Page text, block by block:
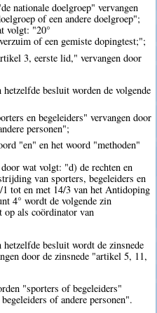
nationale doelgroep" vervangen
of een andere doelgroep";
volgt: "20°
of een gemiste dopingtest;";
3, eerste lid," vervangen door
besluit worden de volgende
en begeleiders" vervangen door
personen";
"en" en het woord "methoden"
wat volgt: "d) de rechten en
van sporters, begeleiders en
tot en met 14/3 van het Antidoping
4° wordt de volgende zin
op als coördinator van
besluit wordt de zinsnede
door de zinsnede "artikel 5, 11,
"sporters of begeleiders"
of andere personen".